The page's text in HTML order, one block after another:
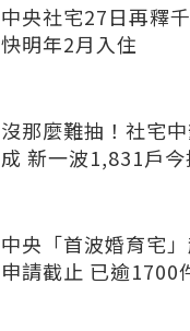
中央社宅27日再釋
快明年2月入住
沒那麼難抽！社宅
成 新一波1,831戶
中央「首波婚育宅
申請截止 已逾1700